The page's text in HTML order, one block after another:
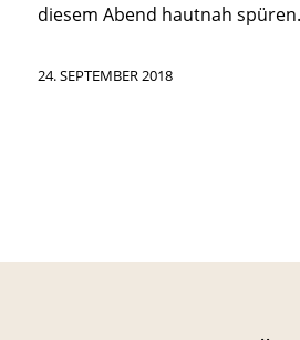
diesem Abend hautnah spüren.
24. SEPTEMBER 2018